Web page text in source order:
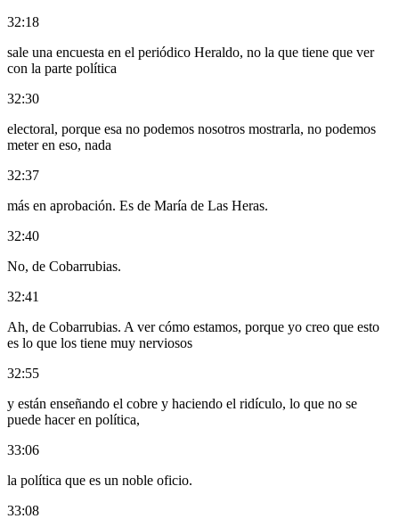
32:18
sale una encuesta en el periódico Heraldo, no la que tiene que ver
con la parte política
32:30
electoral, porque esa no podemos nosotros mostrarla, no podemos
meter en eso, nada
32:37
más en aprobación. Es de María de Las Heras.
32:40
No, de Cobarrubias.
32:41
Ah, de Cobarrubias. A ver cómo estamos, porque yo creo que esto
es lo que los tiene muy nerviosos
32:55
y están enseñando el cobre y haciendo el ridículo, lo que no se
puede hacer en política,
33:06
la política que es un noble oficio.
33:08